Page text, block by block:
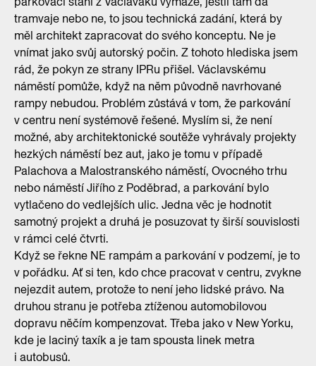
tramvaje nebo ne, to jsou technická zadání, která by
měl architekt zapracovat do svého konceptu. Ne je
vnímat jako svůj autorský počin. Z tohoto hlediska jsem
rád, že pokyn ze strany IPRu přišel. Václavskému
náměstí pomůže, když na něm původně navrhované
rampy nebudou. Problém zůstává v tom, že parkování
v centru není systémově řešené. Myslím si, že není
možné, aby architektonické soutěže vyhrávaly projekty
hezkých náměstí bez aut, jako je tomu v případě
Palachova a Malostranského náměstí, Ovocného trhu
nebo náměstí Jiřího z Poděbrad, a parkování bylo
vytlačeno do vedlejších ulic. Jedna věc je hodnotit
samotný projekt a druhá je posuzovat ty širší souvislosti
v rámci celé čtvrti.
Když se řekne NE rampám a parkování v podzemí, je to
v pořádku. Ať si ten, kdo chce pracovat v centru, zvykne
nejezdit autem, protože to není jeho lidské právo. Na
druhou stranu je potřeba ztíženou automobilovou
dopravu něčím kompenzovat. Třeba jako v New Yorku,
kde je laciný taxík a je tam spousta linek metra
i autobusů.